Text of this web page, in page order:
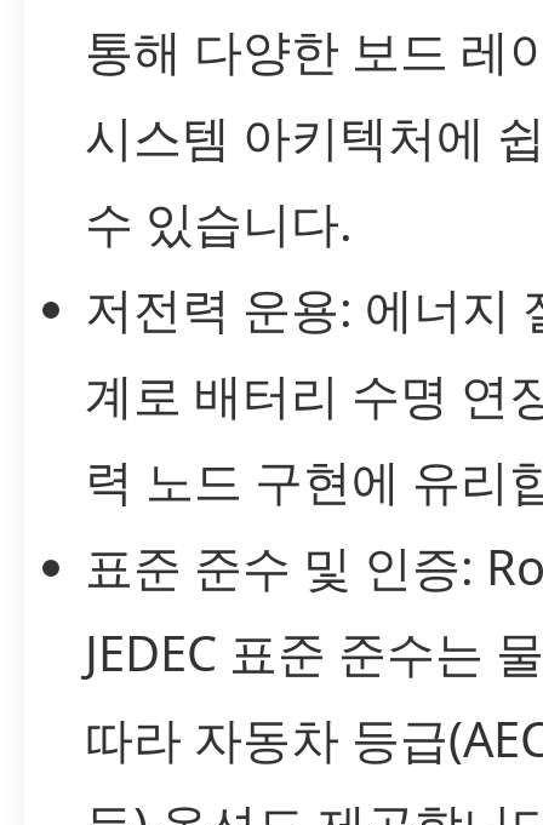
통해 다양한 보드 레
시스템 아키텍처에
수 있습니다.
저전력 운용: 에너지
계로 배터리 수명 연
력 노드 구현에 유리
표준 준수 및 인증:
JEDEC 표준 준수는
따라 자동차 등급